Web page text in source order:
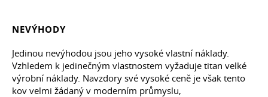
NEVÝHODY
Jedinou nevýhodou jsou jeho vysoké vlastní náklady.
Vzhledem k jedinečným vlastnostem vyžaduje titan velké
výrobní náklady. Navzdory své vysoké ceně je však tento
kov velmi žádaný v moderním průmyslu,